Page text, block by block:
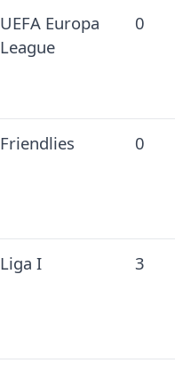
UEFA Europa
League
0
Friendlies 0
Liga I 3